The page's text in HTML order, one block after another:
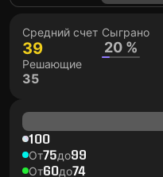
Средний счет
39
Сыграно
20 %
Решающие
35
100
От75до99
От60до74